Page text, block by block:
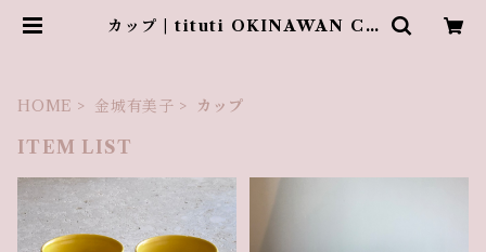
カップ | tituti OKINAWAN CR
HOME 金城有美子 カップ
ITEM LIST